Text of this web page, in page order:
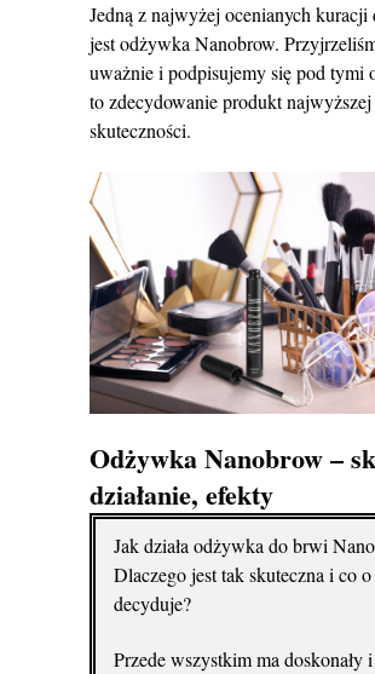
Jedną z najwyżej ocenianych
jest odżywka Nanobrow.
uważnie i podpisujemy się pod tymi
to zdecydowanie produkt
skuteczności.
Odżywka Nanobrow–
działanie, efekty
Jak działa odżywka do brwi
Dlaczego jest tak skuteczna i co
decyduje?
Przede wszystkim ma doskonały i